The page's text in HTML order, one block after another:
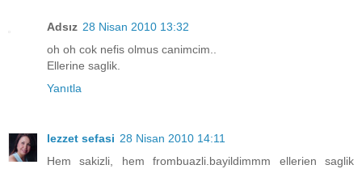
Adsız 28 Nisan 2010 13:32
oh oh cok nefis olmus canimcim..
Ellerine saglik.
Yanıtla
lezzet sefasi 28 Nisan 2010 14:11
Hem sakizli, hem frombuazli.bayildimmm ellerien saglik